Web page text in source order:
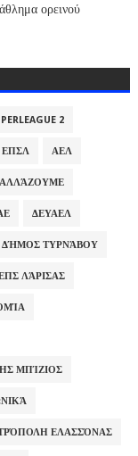
ορεινού
2
ΕΠΣΛ ΑΕΛ
ΑΛΛΆΖΟΥΜΕ
ΔΕΥΑΕΛ
ΔΉΜΟΣ ΤΥΡΝΆΒΟΥ
ΛΆΡΙΣΑΣ
ΜΠΊΖΙΟΣ
ΕΛΑΣΣΌΝΑΣ